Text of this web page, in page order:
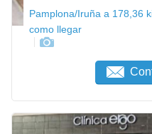
Pamplona/Iruña a 178,36
como llegar